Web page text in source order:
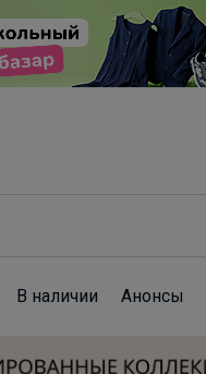
В наличии Анонсы